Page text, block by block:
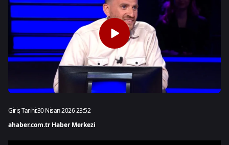
Giriş Tarihi:30 Nisan 2026 23:52
ahaber.com.tr Haber Merkezi